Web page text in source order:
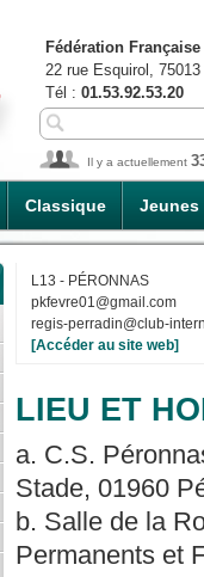
Classique Jeunes
Fédération
22 rue Esquirol,
Tél : 01.53.92.53.20
Il y a actuellement
L13 - PÉRONNAS
pkfevre01@gmail.com
regis-perradin@club-
[Accéder au site web]
LIEU ET
a. C.S.
Stade, 01960
b. Salle de la
Permanents et